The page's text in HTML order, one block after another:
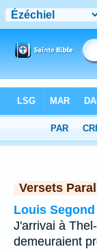
Chapitre 3 > Verset 15
Versets
Louis
J'arrivai à
demeuraient